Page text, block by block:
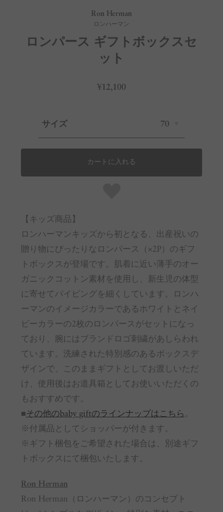
Ron Herman
ロンハーマン
ロンパース ギフトボックスセ
ット
¥12,100
サイズ 70
カートに入れる
【キッズ商品】
ロンハーマンキッズから初となる、出産祝いの
贈り物にぴったりなロンパース（×2P）のギフ
トボックスが登場です。肌着に近い薄手のオー
ガニックコットン素材を使用し、新生児の体型
に寄せてパイピングを細くしています。ロンハ
ーマンのイメージカラーであるホワイトとネイ
ビーカラーの2枚のロンパースがセットになっ
ており、腕にはブランドロゴ刺繍があしらわれ
ています。洗練された特別感のあるボックスデ
ザインで、このままギフトとしてお渡しいただ
け、使用後はお道具箱としてお使いいただくの
もおすすめです。
■その他のbaby giftのラインナップはこちら 。
※付属品としてショッパーが付きます。
※ギフト梱包をご希望された場合は、別途ギフ
トボックスにて梱包いたします。
Ron Herman
Ron Herman（ロンハーマン）のコンセプト